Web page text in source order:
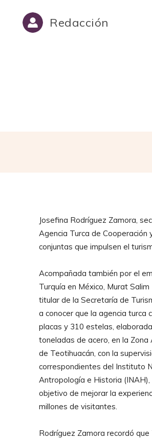
Redacción
Josefina Rodríguez Zamora,
Agencia Turca de Cooperación
conjuntas que impulsen el
Acompañada también por el
Turquía en México, Murat Salim
titular de la Secretaría de
a conocer que la agencia turca
placas y 310 estelas,
toneladas de acero, en la Zona
de Teotihuacán, con la
correspondientes del Instituto
Antropología e Historia (INAH),
objetivo de mejorar la
millones de visitantes.
Rodríguez Zamora recordó que